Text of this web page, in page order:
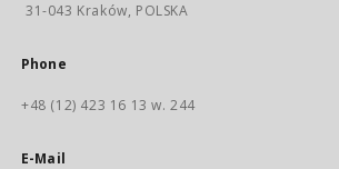
31-043 Kraków, POLSKA
Phone
+48 (12) 423 16 13 w. 244
E-Mail